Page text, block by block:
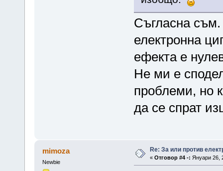
Съгласна
електронна
ефекта е
Не ми е
проблеми, но
да се спрат
mimoza
Newbie
Re: За или против
« Отговор #4 -: Януари 26,